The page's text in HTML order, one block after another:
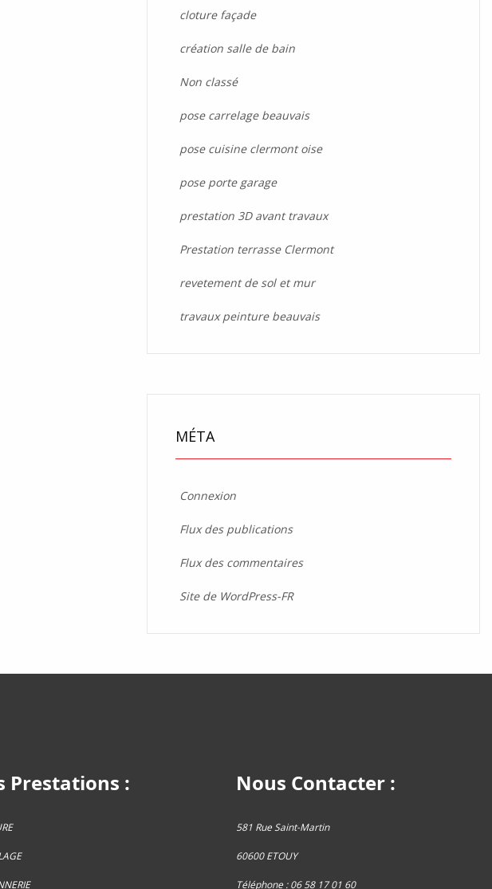
cloture façade
création salle de bain
Non classé
pose carrelage beauvais
pose cuisine clermont oise
pose porte garage
prestation 3D avant travaux
Prestation terrasse Clermont
revetement de sol et mur
travaux peinture beauvais
MÉTA
Connexion
Flux des publications
Flux des commentaires
Site de WordPress-FR
Prestations : Nous Contacter :
581 Rue Saint-Martin
60600 ETOUY
Téléphone : 06 58 17 01 60